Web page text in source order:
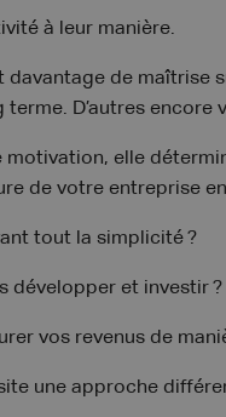
à leur manière.
davantage de maîtrise
D’autres
motivation, elle
de votre entreprise
tout la simplicité ?
développer et investir ?
vos revenus de
une approche